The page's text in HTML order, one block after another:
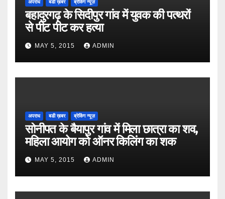
अपराध बडी ख़बर ब्रेकिंग न्यूज़
बहादुरगढ़ के सिदीपुर गांव में युवक की पत्थरों
से पीट पीट कर हत्या
MAY 5, 2015 ADMIN
अपराध बडी ख़बर ब्रेकिंग न्यूज़
सोनीपत के बैयापुर गांव में मिला छात्रा का शव,
महिला आयोग को ऑनर किलिंग का शक
MAY 5, 2015 ADMIN